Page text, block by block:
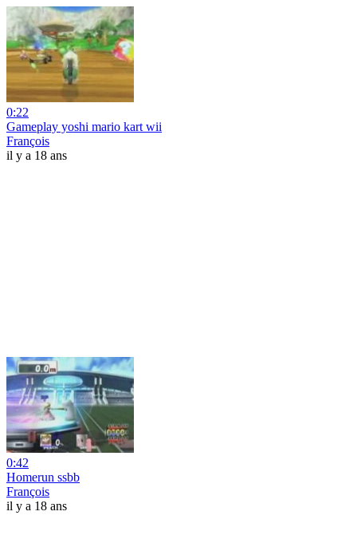
0:22
Gameplay yoshi mario kart wii
François
il y a 18 ans
0:42
Homerun ssbb
François
il y a 18 ans